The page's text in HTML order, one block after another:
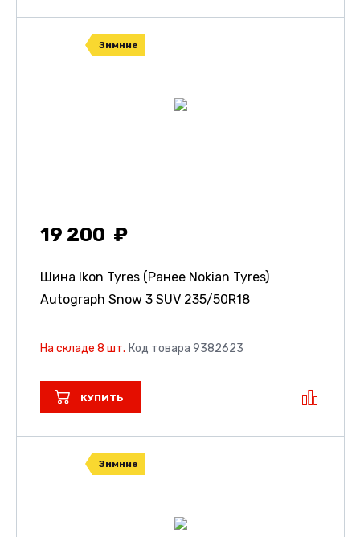
Зимние
19 200
Шина Ikon Tyres (Ранее Nokian Tyres)
Autograph Snow 3 SUV 235/50R18
На складе 8 шт. Код товара 9382623
КУПИТЬ
Зимние